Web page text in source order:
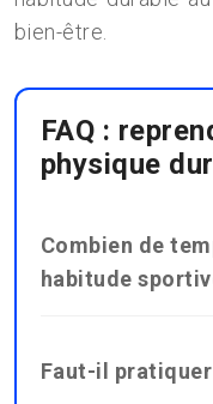
bien-être.
FAQ :
physique
Combien de
habitude
Faut-il